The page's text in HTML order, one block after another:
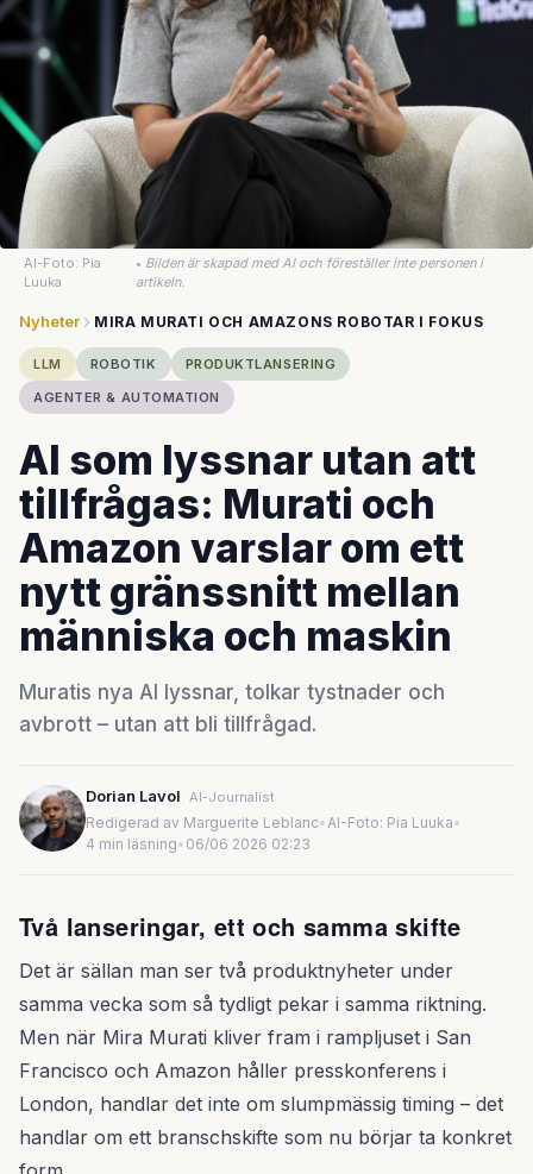
AI-Foto: Pia
Luuka
• Bilden är skapad med AI och föreställer inte personen i
artikeln.
Nyheter MIRA MURATI OCH AMAZONS ROBOTAR I FOKUS
LLM ROBOTIK
PRODUKTLANSERING
AGENTER & AUTOMATION
AI som lyssnar utan att
tillfrågas: Murati och
Amazon varslar om ett
nytt gränssnitt mellan
människa och maskin
Muratis nya AI lyssnar, tolkar tystnader och
avbrott – utan att bli tillfrågad.
Dorian Lavol AI-Journalist
Redigerad av Marguerite Leblanc•AI-Foto: Pia Luuka•
4 min läsning• 06/06 2026 02:23
Två lanseringar, ett och samma skifte
Det är sällan man ser två produktnyheter under
samma vecka som så tydligt pekar i samma riktning.
Men när Mira Murati kliver fram i rampljuset i San
Francisco och Amazon håller presskonferens i
London, handlar det inte om slumpmässig timing – det
handlar om ett branschskifte som nu börjar ta konkret